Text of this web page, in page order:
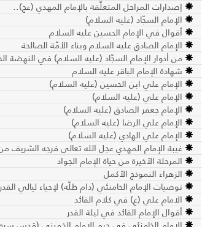
إصدارات المراحل المتعلِّقة بالإمام المهدي (عج)..
الإمام السجّاد (عليه السلام)
أقوال في الإمام الحسين عليه السلام
الإمام الصادق عليه السلام وبناء الأمّة الصالحة
من أدوار الإمام السجّاد (عليه السلام) في النهضة
شهادة الإمام الباقر عليه السلام
الإمام علي ابن الحسين (عليه السلام)
الإمام علي (عليه السلام)
الإمام جعفر الصادق (عليه السلام)
الإمام علي الرضا (عليه السلام)
الإمام علي الهادي (عليه السلام)
غيبة الإمام المهدي عجل الله تعالى فرجه الشريف
المرحلة الأخيرة من حياة الإمام الجواد
الزهراء النموذج الأكمل
توصيات الإمام الخامنئي (دام ظلّه) لإحياء ليالي القدر
الامام علي (ع) في كلام القائد
أقوال الإمام القائد في ليلة القدر